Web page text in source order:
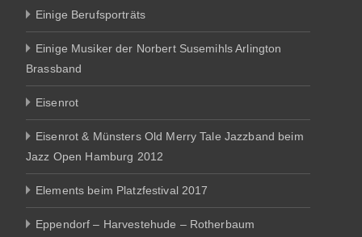
Einige Berufsporträts
Einige Musiker der Norbert Susemihls Arlington
Brassband
Eisenrot
Eisenrot & Münsters Old Merry Tale Jazzband beim
Jazz Open Hamburg 2012
Elements beim Platzfestival 2017
Eppendorf – Harvestehude – Rotherbaum